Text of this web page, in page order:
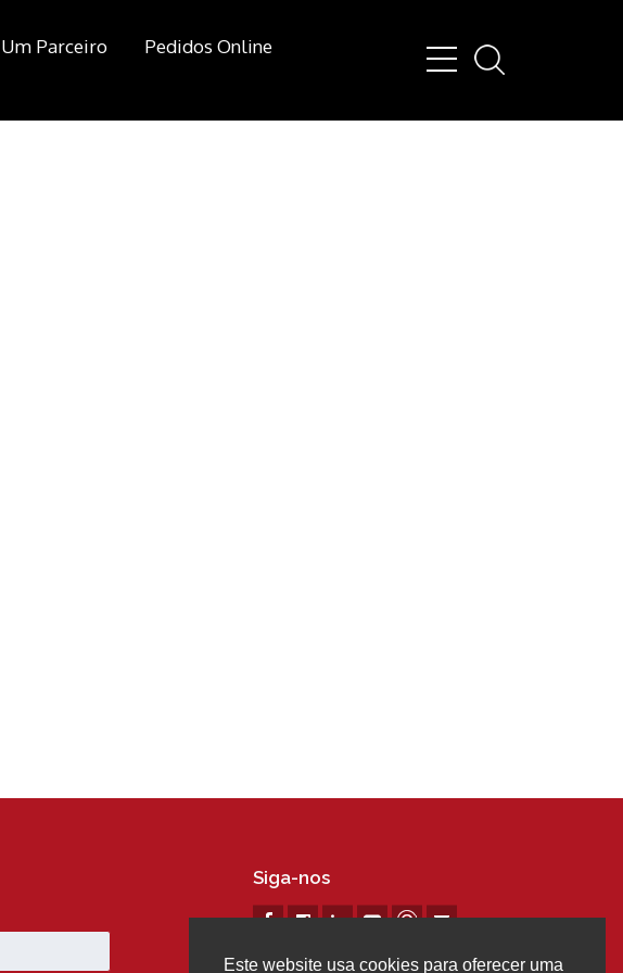
Parceiro
Pedidos Online
Siga-nos
Este website usa cookies para oferecer uma